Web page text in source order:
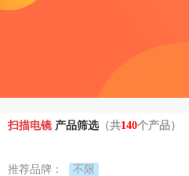
扫描电镜 产品筛选（共140个产品）
推荐品牌： 不限